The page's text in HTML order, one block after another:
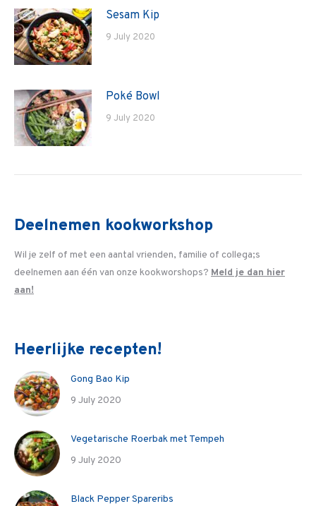
Sesam Kip
9 July 2020
Poké Bowl
9 July 2020
Deelnemen kookworkshop
Wil je zelf of met een aantal vrienden, familie of collega;s
deelnemen aan één van onze kookworshops? Meld je dan hier
aan!
Heerlijke recepten!
Gong Bao Kip
9 July 2020
Vegetarische Roerbak met Tempeh
9 July 2020
Black Pepper Spareribs